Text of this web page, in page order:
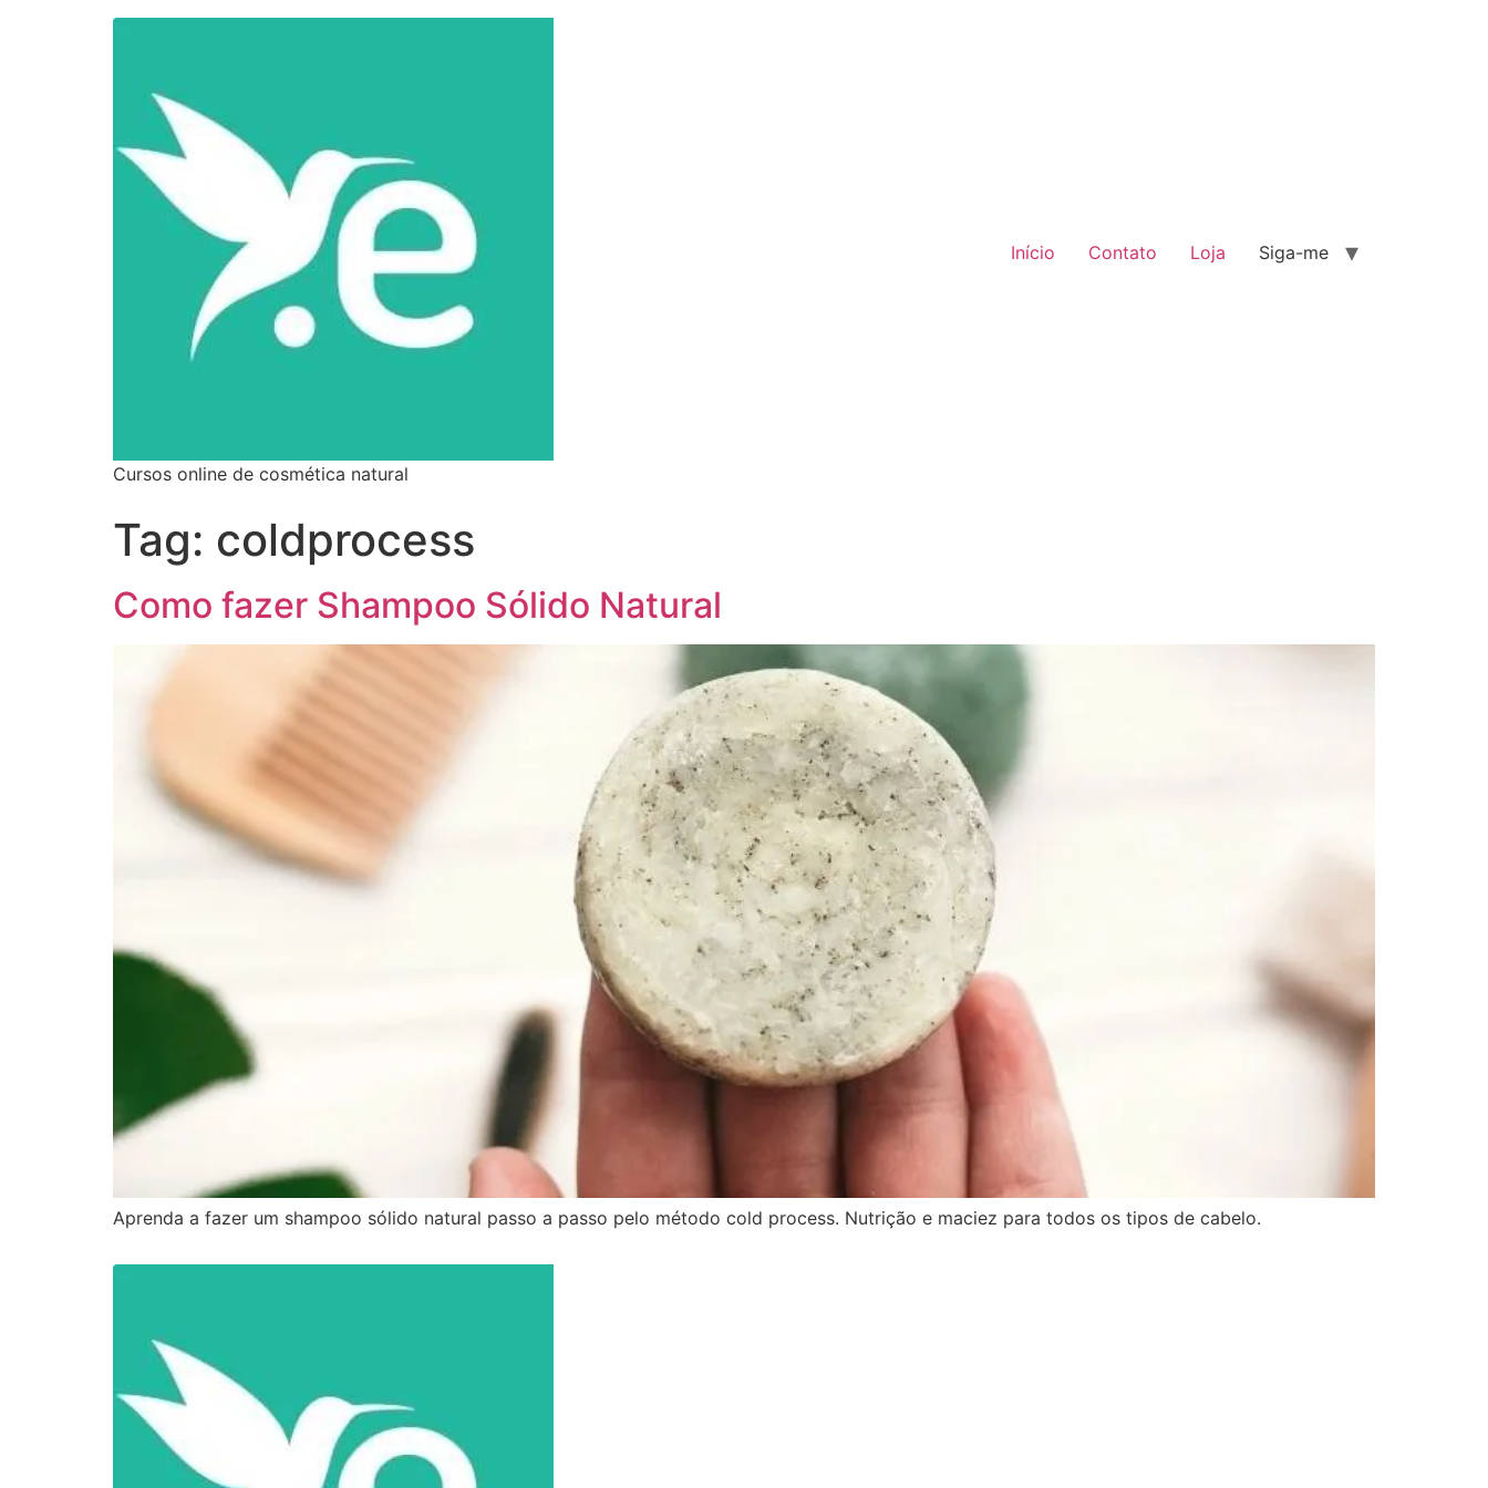
Cursos online de cosmética natural
Início Contato Loja Siga-me
Tag: coldprocess
Como fazer Shampoo Sólido Natural
Aprenda a fazer um shampoo sólido natural passo a passo pelo método cold process. Nutrição e maciez para todos os tipos de cabelo.